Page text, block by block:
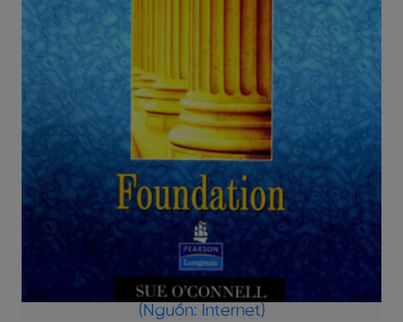
(Nguồn: Internet)